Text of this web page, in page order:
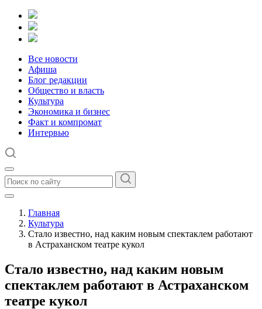
Все новости
Афиша
Блог редакции
Общество и власть
Культура
Экономика и бизнес
Факт и компромат
Интервью
Главная
Культура
Стало известно, над каким новым спектаклем работают
в Астраханском театре кукол
Стало известно, над каким новым
спектаклем работают в Астраханском
театре кукол